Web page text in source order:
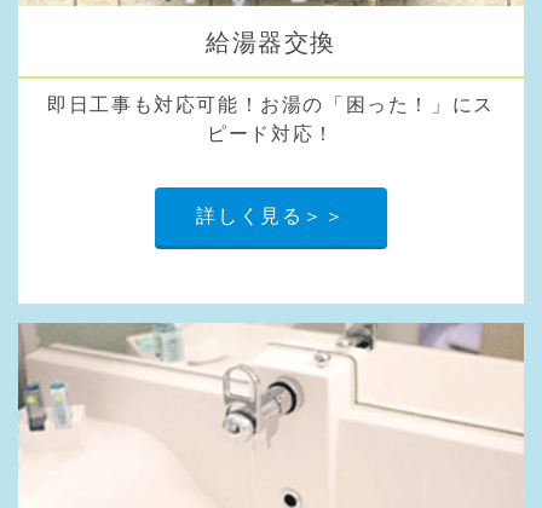
給湯器交換
即日工事も対応可能！お湯の「困った！」にス
ピード対応！
詳しく見る＞＞